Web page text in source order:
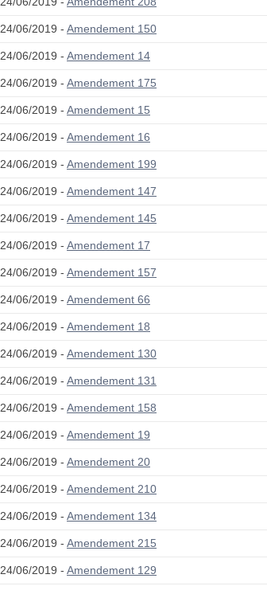
24/06/2019 - Amendement 150
24/06/2019 - Amendement 14
24/06/2019 - Amendement 175
24/06/2019 - Amendement 15
24/06/2019 - Amendement 16
24/06/2019 - Amendement 199
24/06/2019 - Amendement 147
24/06/2019 - Amendement 145
24/06/2019 - Amendement 17
24/06/2019 - Amendement 157
24/06/2019 - Amendement 66
24/06/2019 - Amendement 18
24/06/2019 - Amendement 130
24/06/2019 - Amendement 131
24/06/2019 - Amendement 158
24/06/2019 - Amendement 19
24/06/2019 - Amendement 20
24/06/2019 - Amendement 210
24/06/2019 - Amendement 134
24/06/2019 - Amendement 215
24/06/2019 - Amendement 129